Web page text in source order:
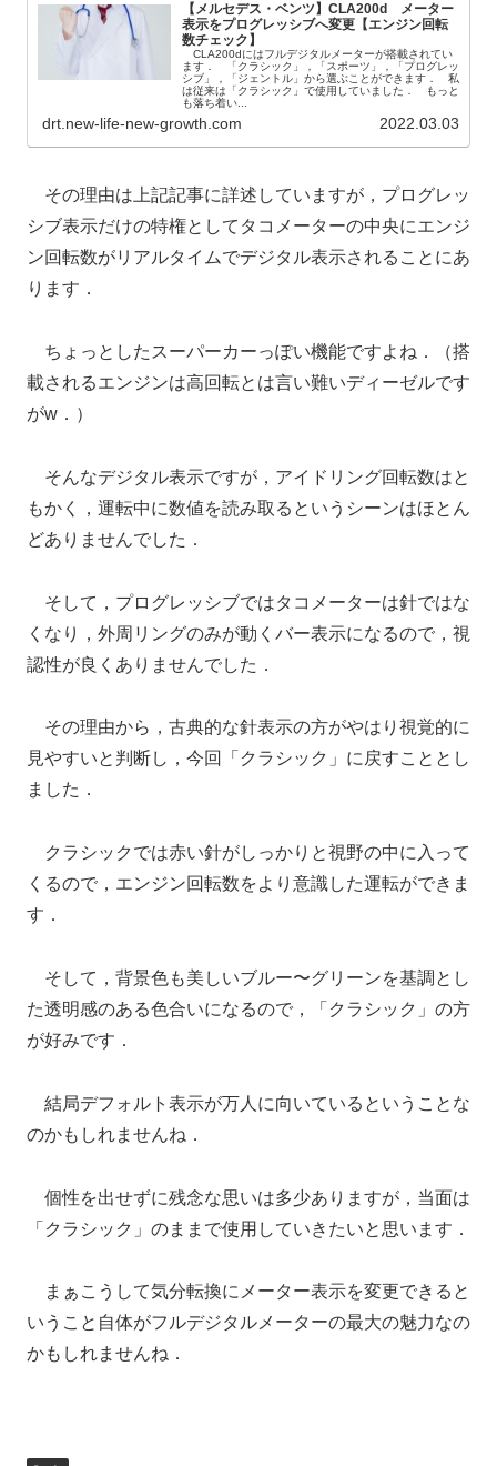
【メルセデス・ベンツ】CLA200d メーター
表示をプログレッシブへ変更【エンジン回転
数チェック】
CLA200dにはフルデジタルメーターが搭載されてい
ます． 「クラシック」，「スポーツ」，「プログレッ
シブ」，「ジェントル」から選ぶことができます． 私
は従来は「クラシック」で使用していました． もっと
も落ち着い...
drt.new-life-new-growth.com 2022.03.03
その理由は上記記事に詳述していますが，プログレッ
シブ表示だけの特権としてタコメーターの中央にエンジ
ン回転数がリアルタイムでデジタル表示されることにあ
ります．
ちょっとしたスーパーカーっぽい機能ですよね．（搭
載されるエンジンは高回転とは言い難いディーゼルです
がw．）
そんなデジタル表示ですが，アイドリング回転数はと
もかく，運転中に数値を読み取るというシーンはほとん
どありませんでした．
そして，プログレッシブではタコメーターは針ではな
くなり，外周リングのみが動くバー表示になるので，視
認性が良くありませんでした．
その理由から，古典的な針表示の方がやはり視覚的に
見やすいと判断し，今回「クラシック」に戻すこととし
ました．
クラシックでは赤い針がしっかりと視野の中に入って
くるので，エンジン回転数をより意識した運転ができま
す．
そして，背景色も美しいブルー〜グリーンを基調とし
た透明感のある色合いになるので，「クラシック」の方
が好みです．
結局デフォルト表示が万人に向いているということな
のかもしれませんね．
個性を出せずに残念な思いは多少ありますが，当面は
「クラシック」のままで使用していきたいと思います．
まぁこうして気分転換にメーター表示を変更できると
いうこと自体がフルデジタルメーターの最大の魅力なの
かもしれませんね．